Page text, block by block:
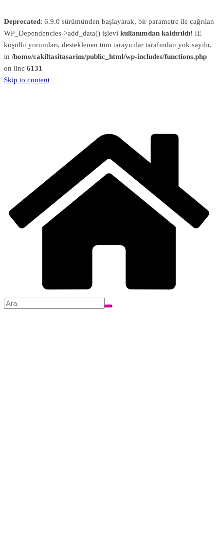
Deprecated: 6.9.0 sürümünden başlayarak, bir parametre ile çağrılan
WP_Dependencies->add_data() işlevi kullanımdan kaldırıldı! IE
koşullu yorumları, desteklenen tüm tarayıcılar tarafından yok sayılır.
in /home/cakiltasitasarim/public_html/wp-includes/functions.php
on line 6131
Skip to content